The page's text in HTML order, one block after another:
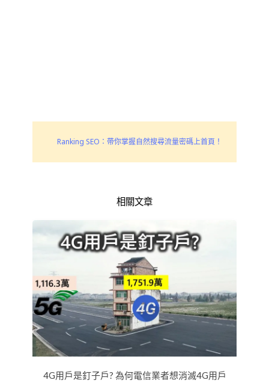
Ranking SEO：帶你掌握自然搜尋流量密碼上首頁！
相關文章
4G用戶是釘子戶? 為何電信業者想消滅4G用戶